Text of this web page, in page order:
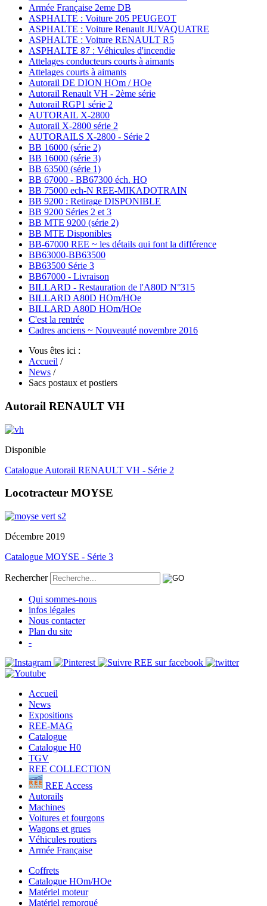
Armée Française 2eme DB
ASPHALTE : Voiture 205 PEUGEOT
ASPHALTE : Voiture Renault JUVAQUATRE
ASPHALTE : Voiture RENAULT R5
ASPHALTE 87 : Véhicules d'incendie
Attelages conducteurs courts à aimants
Attelages courts à aimants
Autorail DE DION HOm / HOe
Autorail Renault VH - 2ème série
Autorail RGP1 série 2
AUTORAIL X-2800
Autorail X-2800 série 2
AUTORAILS X-2800 - Série 2
BB 16000 (série 2)
BB 16000 (série 3)
BB 63500 (série 1)
BB 67000 - BB67300 éch. HO
BB 75000 ech-N REE-MIKADOTRAIN
BB 9200 : Retirage DISPONIBLE
BB 9200 Séries 2 et 3
BB MTE 9200 (série 2)
BB MTE Disponibles
BB-67000 REE ~ les détails qui font la différence
BB63000-BB63500
BB63500 Série 3
BB67000 - Livraison
BILLARD - Restauration de l'A80D N°315
BILLARD A80D HOm/HOe
BILLARD A80D HOm/HOe
C'est la rentrée
Cadres anciens ~ Nouveauté novembre 2016
Vous êtes ici :
Accueil /
News /
Sacs postaux et postiers
Autorail RENAULT VH
Disponible
Catalogue Autorail RENAULT VH - Série 2
Locotracteur MOYSE
Décembre 2019
Catalogue MOYSE - Série 3
Rechercher
Qui sommes-nous
infos légales
Nous contacter
Plan du site
-
Accueil
News
Expositions
REE-MAG
Catalogue
Catalogue H0
TGV
REE COLLECTION
REE Access
Autorails
Machines
Voitures et fourgons
Wagons et grues
Véhicules routiers
Armée Française
Coffrets
Catalogue HOm/HOe
Matériel moteur
Matériel remorqué